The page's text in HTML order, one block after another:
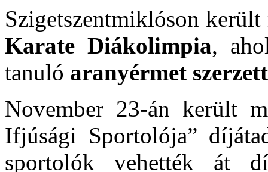
Szigetszentmiklóson
Karate Diákolimpia,
tanuló aranyérmet szerzett
November 23-án került
Ifjúsági Sportolója”
sportolók vehették át